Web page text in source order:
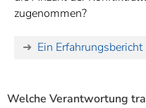
zugenommen?
Ein Erfahrungsbericht
Welche Verantwortung